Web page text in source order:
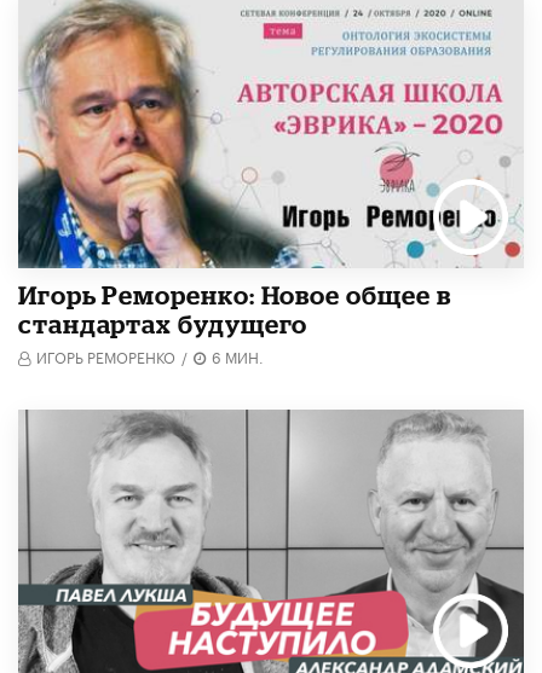
Игорь Реморенко: Новое общее в
стандартах будущего
ИГОРЬ РЕМОРЕНКО / 6 МИН.